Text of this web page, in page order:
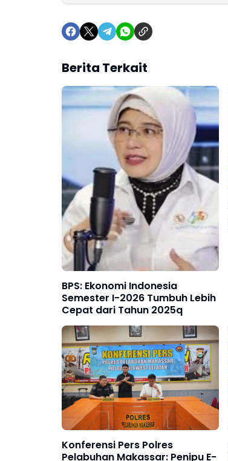
Berita Terkait
BPS: Ekonomi Indonesia
Semester I-2026 Tumbuh Lebih
Cepat dari Tahun 2025q
Konferensi Pers Polres
Pelabuhan Makassar: Penipu E-